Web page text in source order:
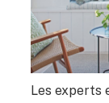
Les experts